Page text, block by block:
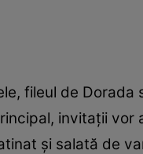
fileul de
invitații
și salată de